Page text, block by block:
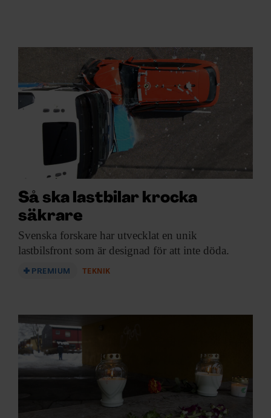
Så ska lastbilar krocka
säkrare
Svenska forskare har utvecklat en unik
lastbilsfront som är designad för att inte döda.
PREMIUM TEKNIK